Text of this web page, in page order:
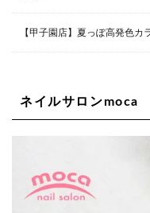
Lee
ｓａ
Lee
大阪
【甲子園店】夏っぽ高発色カ
ネイルサロンmoca